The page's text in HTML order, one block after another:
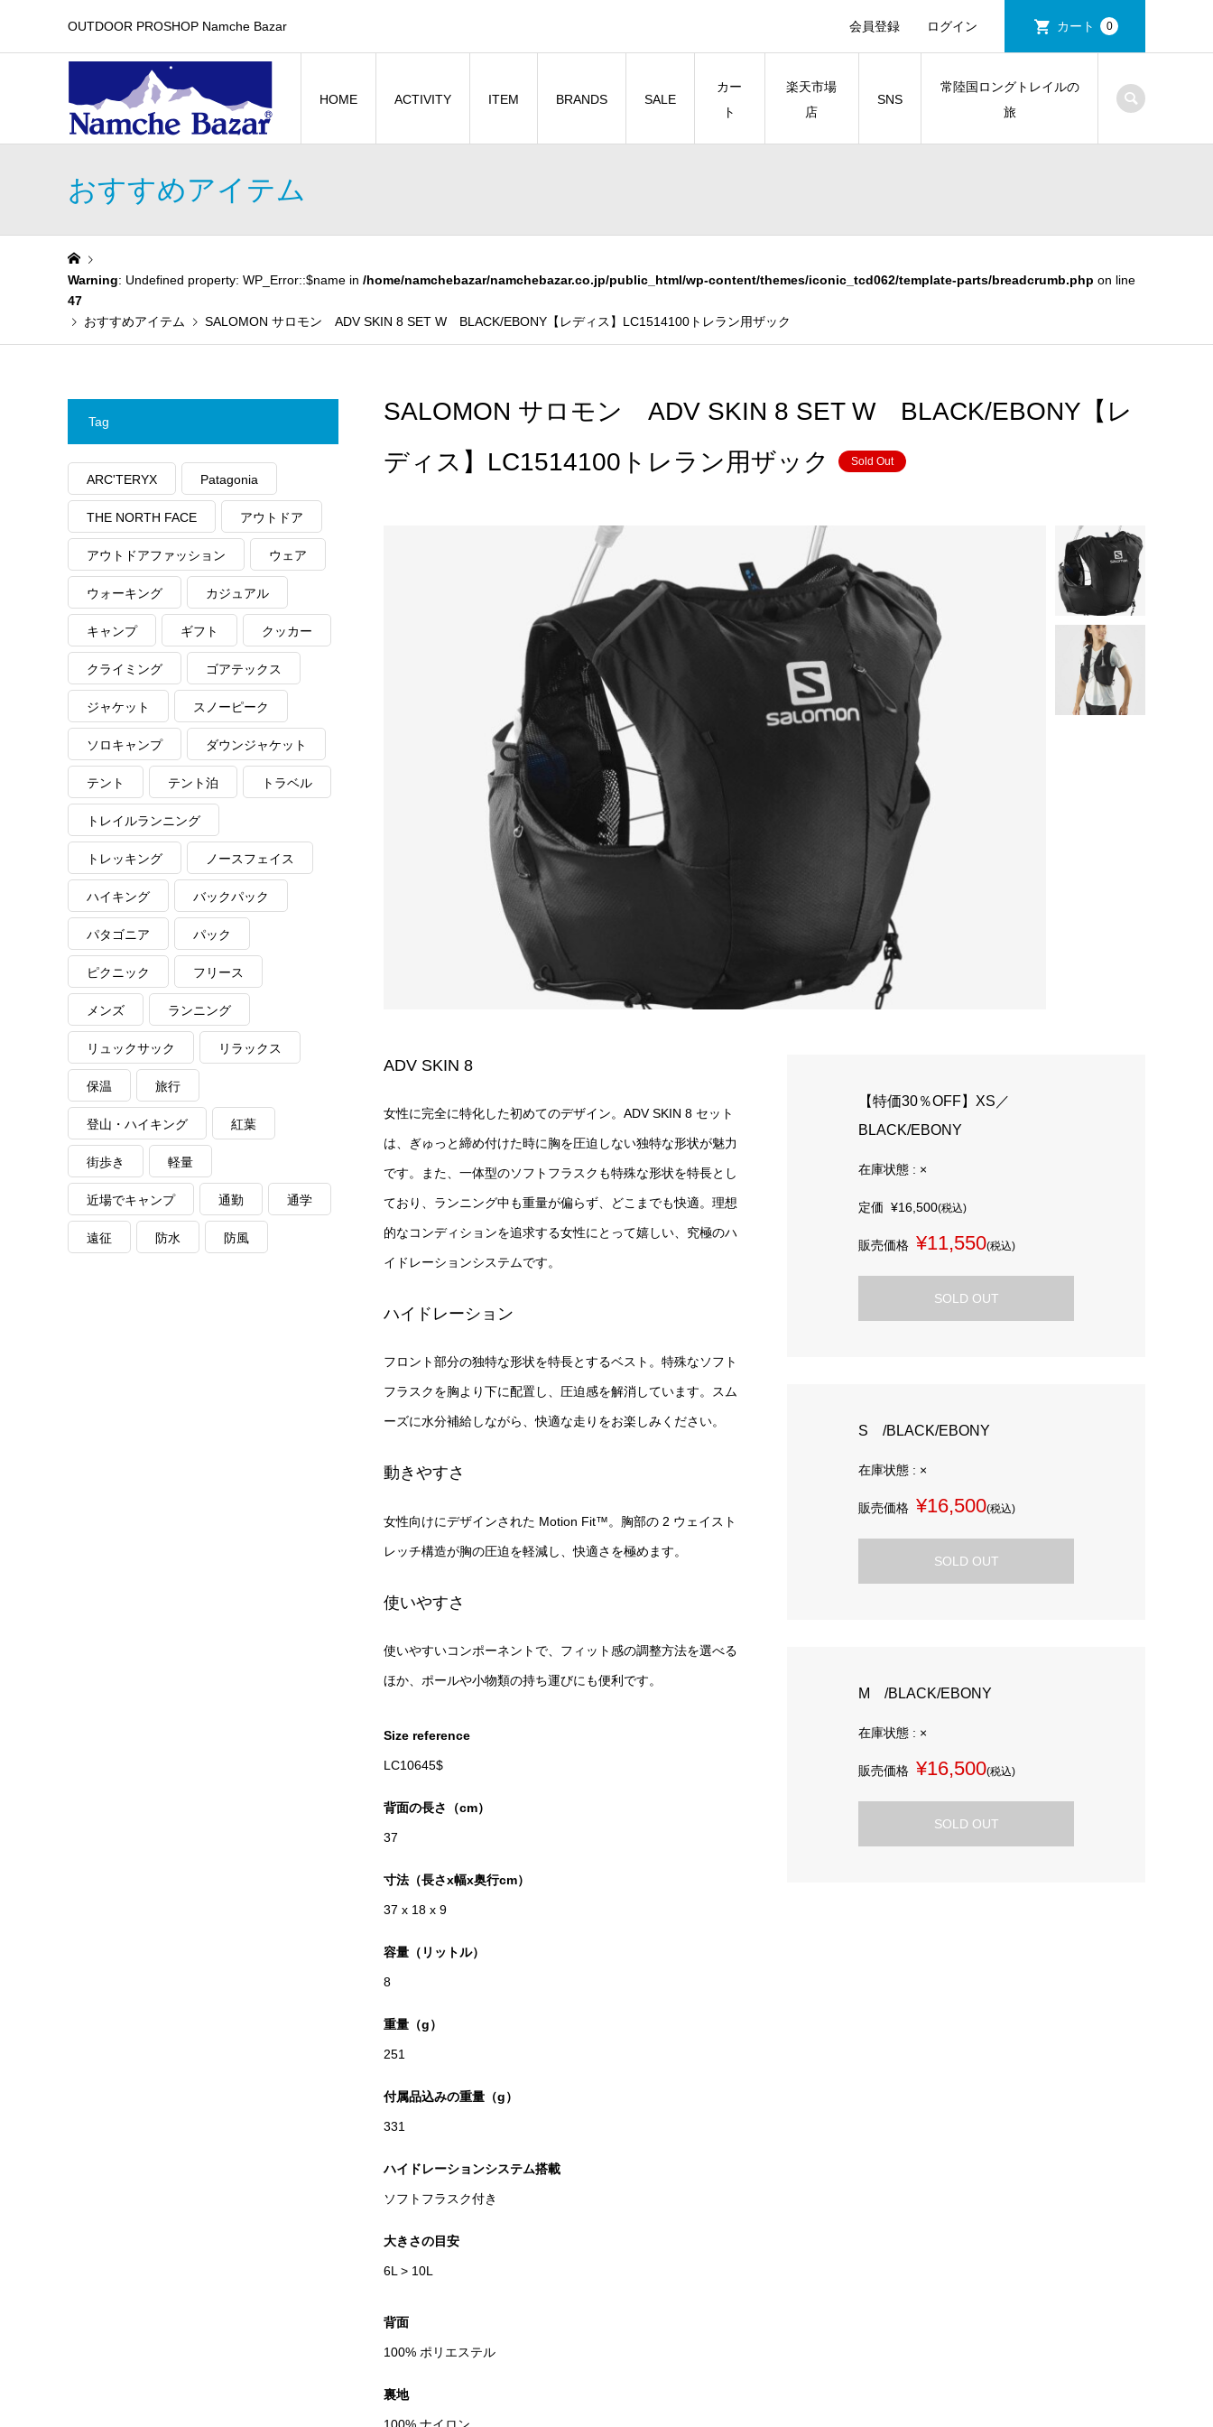
OUTDOOR PROSHOP Namche Bazar 会員登録 ログイン カート 0
HOME ACTIVITY ITEM BRANDS SALE
カー
ト
楽天市場
店
SNS
常陸国ロングトレイルの
旅
おすすめアイテム
Warning: Undefined property: WP_Error::$name in /home/namchebazar/namchebazar.co.jp/public_html/wp-content/themes/iconic_tcd062/template-parts/breadcrumb.php on line
47
おすすめアイテム
SALOMON サロモン ADV SKIN 8 SET W BLACK/EBONY【レディス】LC1514100トレラン用ザック
SALOMON サロモン ADV SKIN 8 SET W BLACK/EBONY【レ
ディス】LC1514100トレラン用ザック
Sold Out
ADV SKIN 8
女性に完全に特化した初めてのデザイン。ADV SKIN 8 セット
は、ぎゅっと締め付けた時に胸を圧迫しない独特な形状が魅力
です。また、一体型のソフトフラスクも特殊な形状を特長とし
ており、ランニング中も重量が偏らず、どこまでも快適。理想
的なコンディションを追求する女性にとって嬉しい、究極のハ
イドレーションシステムです。
ハイドレーション
フロント部分の独特な形状を特長とするベスト。特殊なソフト
フラスクを胸より下に配置し、圧迫感を解消しています。スム
ーズに水分補給しながら、快適な走りをお楽しみください。
動きやすさ
女性向けにデザインされた Motion Fit™。胸部の 2 ウェイスト
レッチ構造が胸の圧迫を軽減し、快適さを極めます。
使いやすさ
使いやすいコンポーネントで、フィット感の調整方法を選べる
ほか、ポールや小物類の持ち運びにも便利です。
Size reference
LC10645$
背面の長さ（cm）
37
寸法（長さx幅x奥行cm）
37 x 18 x 9
容量（リットル）
8
重量（g）
251
付属品込みの重量（g）
331
ハイドレーションシステム搭載
ソフトフラスク付き
大きさの目安
6L > 10L
背面
100% ポリエステル
裏地
【特価30％OFF】XS／
BLACK/EBONY
在庫状態 : ×
定価¥16,500(税込)
販売価格 ¥11,550(税込)
SOLD OUT
S /BLACK/EBONY
在庫状態 : ×
販売価格 ¥16,500(税込)
SOLD OUT
M /BLACK/EBONY
在庫状態 : ×
販売価格 ¥16,500(税込)
SOLD OUT
Tag
ARC'TERYX Patagonia
THE NORTH FACE アウトドア
アウトドアファッション ウェア
ウォーキング カジュアル
キャンプ ギフト クッカー
クライミング ゴアテックス
ジャケット スノーピーク
ソロキャンプ ダウンジャケット
テント テント泊 トラベル
トレイルランニング
トレッキング ノースフェイス
ハイキング バックパック
パタゴニア パック
ピクニック フリース
メンズ ランニング
リュックサック リラックス
保温 旅行
登山・ハイキング 紅葉
街歩き 軽量
近場でキャンプ 通勤 通学
遠征 防水 防風